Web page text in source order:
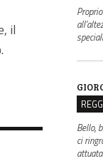
il
Bello,
ci